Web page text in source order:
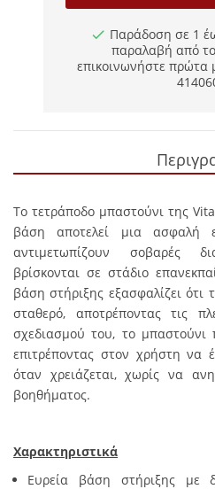
Παράδοση σε 1
παραλαβή από
επικοινωνήστε πρώτα
Το τετράποδο μπαστούνι της Vita
βάση αποτελεί μια ασφαλή
αντιμετωπίζουν σοβαρές
βρίσκονται σε στάδιο
βάση στήριξης εξασφαλίζει ότι
σταθερό, αποτρέποντας τις
σχεδιασμού του, το μπαστούνι
επιτρέποντας στον χρήστη να
όταν χρειάζεται, χωρίς να
βοηθήματος.
Χαρακτηριστικά
Ευρεία βάση στήριξης με